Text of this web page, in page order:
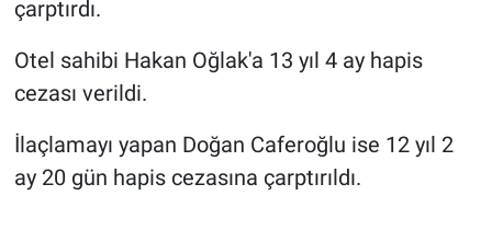
çarptırdı.
Otel sahibi Hakan Oğlak'a 13 yıl 4 ay hapis
cezası verildi.
İlaçlamayı yapan Doğan Caferoğlu ise 12 yıl 2
ay 20 gün hapis cezasına çarptırıldı.